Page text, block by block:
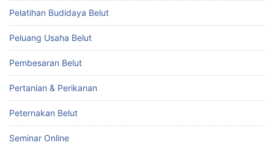
Pelatihan Budidaya Belut
Peluang Usaha Belut
Pembesaran Belut
Pertanian & Perikanan
Peternakan Belut
Seminar Online